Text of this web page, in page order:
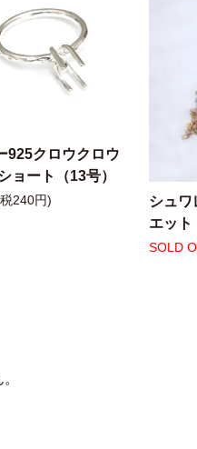
925クロウクロウ
ョート（13号）
240円)
シュワ
エット
SOLD